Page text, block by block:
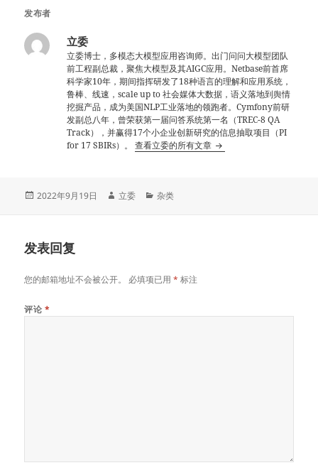
发布者
立委
立委博士，多模态大模型应用咨询师。出门问问大模型团队
前工程副总裁，聚焦大模型及其AIGC应用。Netbase前首席
科学家10年，期间指挥研发了18种语言的理解和应用系统，
鲁棒、线速，scale up to 社会媒体大数据，语义落地到舆情
挖掘产品，成为美国NLP工业落地的领跑者。Cymfony前研
发副总八年，曾荣获第一届问答系统第一名（TREC-8 QA
Track），并赢得17个小企业创新研究的信息抽取项目（PI
for 17 SBIRs）。查看立委的所有文章
发
2022年9月19日
作
立委
分
杂类
发表回复
您的邮箱地址不会被公开。 必填项已用* 标注
评论 *